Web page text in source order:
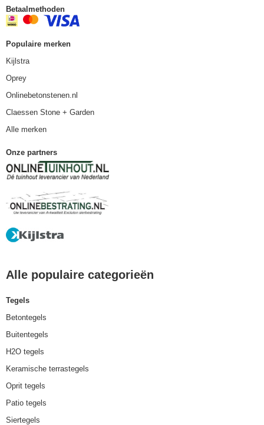
Betaalmethoden
Populaire merken
Kijlstra
Oprey
Onlinebetonstenen.nl
Claessen Stone + Garden
Alle merken
Onze partners
Alle populaire categorieën
Tegels
Betontegels
Buitentegels
H2O tegels
Keramische terrastegels
Oprit tegels
Patio tegels
Siertegels